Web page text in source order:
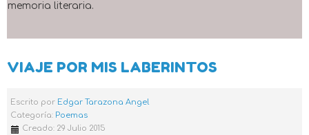
memoria literaria.
VIAJE POR MIS LABERINTOS
Escrito por Edgar Tarazona Angel
Categoría: Poemas
Creado: 29 Julio 2015